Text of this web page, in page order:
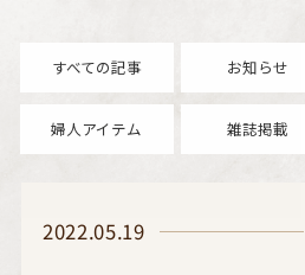
すべての記事 お知らせ
婦人アイテム 雑誌掲載
2022.05.19